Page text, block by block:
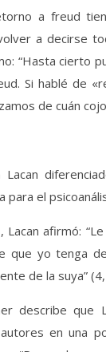
a freud
a decirse
“Hasta cierto
Si hablé de
de cuán
para el
Lacan afirmó:
que yo tenga
de la suya”
describe que
en una